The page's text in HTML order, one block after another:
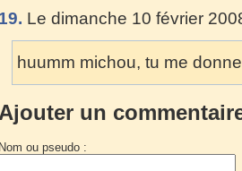
19. Le dimanche 10 février
huumm michou, tu me
Ajouter un
Nom ou pseudo :